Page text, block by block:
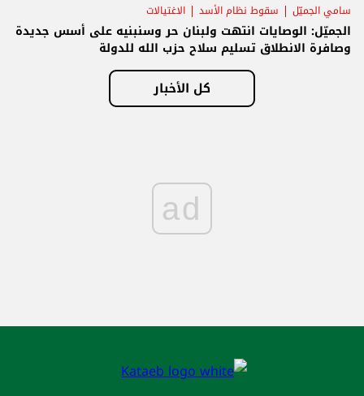
سامي الجميّل سقوط نظام الأسد الاغتيالات
الجميّل: الوصايات انتهت ولبنان حر وسنبنيه على أسس جديدة
وصافرة الانطلاق تسليم سلاح حزب الله للدولة
كل الأخبار
ad